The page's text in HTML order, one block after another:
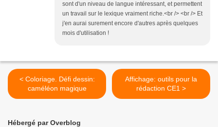
sont d'un niveau de langue intéressant, et permettent
un travail sur le lexique vraiment riche.<br /> <br /> Et
j'en aurai surement encore d'autres après quelques
mois d'utilisation !
< Coloriage. Défi dessin:
caméléon magique
Affichage: outils pour la
rédaction CE1 >
Hébergé par Overblog